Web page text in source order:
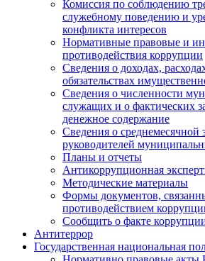
Комиссия по соблюдению
служебному поведению и
конфликта интересов
Нормативные правовые и
противодействия коррупции
Сведения о доходах,
обязательствах
Сведения о численности
служащих и о фактических
денежное содержание
Сведения о среднемесячной
руководителей
Планы и отчеты
Антикоррупционная
Методические материалы
Формы документов,
противодействием
Сообщить о факте
Антитеррор
Государственная национальная